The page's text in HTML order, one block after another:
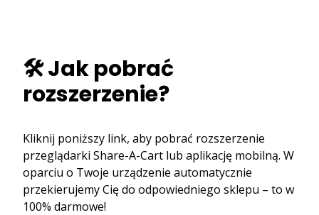
🛠️ Jak pobrać
rozszerzenie?
Kliknij poniższy link, aby pobrać rozszerzenie
przeglądarki Share-A-Cart lub aplikację mobilną. W
oparciu o Twoje urządzenie automatycznie
przekierujemy Cię do odpowiedniego sklepu – to w
100% darmowe!